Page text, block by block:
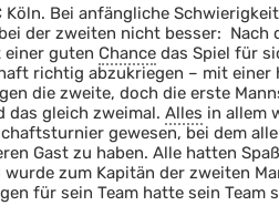
Köln. Bei anfängliche
der zweiten nicht besser: Nach
einer guten Chancedas Spiel für
richtig abzukriegen – mit einer
die zweite, doch die erste
das gleich zweimal. Alles in allem
gewesen, bei dem
Gast zu haben. Alle hatten
wurde zum Kapitän der zweiten
für sein Team hatte sein Team